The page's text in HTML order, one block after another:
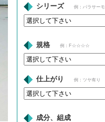
シリーズ 例：パラサーモ
規格 例：F☆☆☆☆
仕上がり 例：ツヤ有り
成分、組成